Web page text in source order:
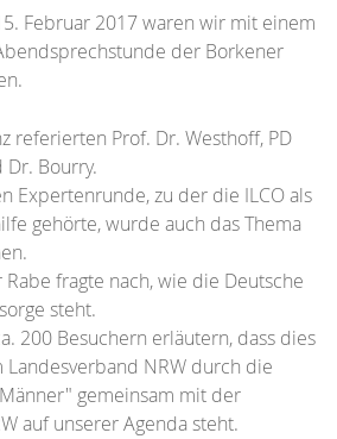
Februar 2017 waren wir mit einem
der Borkener
referierten Prof. Dr. Westhoff, PD
Bourry.
Expertenrunde, zu der die ILCO als
gehörte, wurde auch das Thema
fragte nach, wie die Deutsche
steht.
200 Besuchern erläutern, dass dies
Landesverband NRW durch die
gemeinsam mit der
auf unserer Agenda steht.